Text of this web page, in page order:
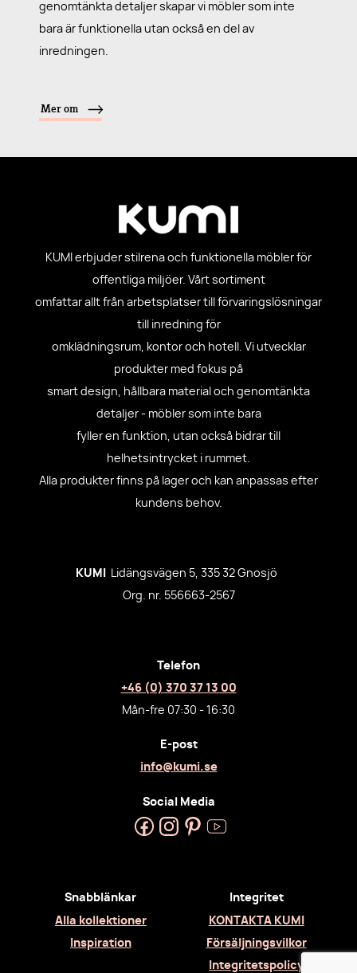
genomtänkta detaljer skapar vi möbler som inte
bara är funktionella utan också en del av
inredningen.
Mer om
KUMI erbjuder stilrena och funktionella möbler för
offentliga miljöer. Vårt sortiment
omfattar allt från arbetsplatser till förvaringslösningar
till inredning för
omklädningsrum, kontor och hotell. Vi utvecklar
produkter med fokus på
smart design, hållbara material och genomtänkta
detaljer - möbler som inte bara
fyller en funktion, utan också bidrar till
helhetsintrycket i rummet.
Alla produkter finns på lager och kan anpassas efter
kundens behov.
KUMI
Lidängsvägen 5, 335 32 Gnosjö
Org. nr. 556663-2567
Telefon
+46 (0) 370 37 13 00
Mån-fre 07:30 - 16:30
E-post
info@kumi.se
Social Media
Snabblänkar
Alla kollektioner
Inspiration
Integritet
KONTAKTA KUMI
Försäljningsvilkor
Integritetspolicy